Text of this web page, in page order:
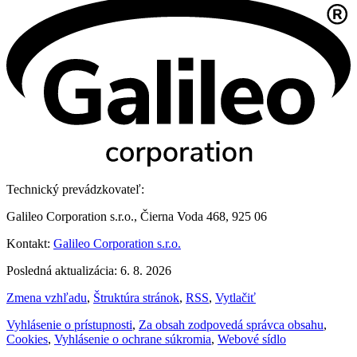
Technický prevádzkovateľ:
Galileo Corporation s.r.o., Čierna Voda 468, 925 06
Kontakt: Galileo Corporation s.r.o.
Posledná aktualizácia: 6. 8. 2026
Zmena vzhľadu, Štruktúra stránok, RSS, Vytlačiť
Vyhlásenie o prístupnosti, Za obsah zodpovedá správca obsahu,
Cookies, Vyhlásenie o ochrane súkromia, Webové sídlo